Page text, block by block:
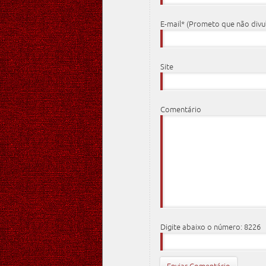
E-mail* (Prometo que não
Site
Comentário
Digite abaixo o número: 8226